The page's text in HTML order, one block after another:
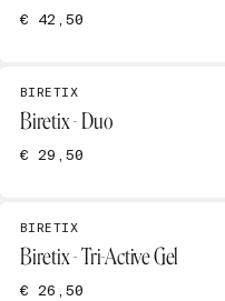
€ 42,50
BIRETIX
Biretix - Duo
€ 29,50
BIRETIX
Biretix - Tri-Active Gel
€ 26,50